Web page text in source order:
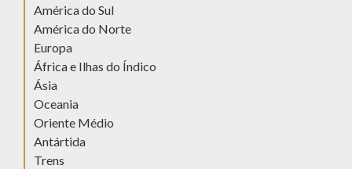
América do Sul
América do Norte
Europa
África e Ilhas do Índico
Ásia
Oceania
Oriente Médio
Antártida
Trens